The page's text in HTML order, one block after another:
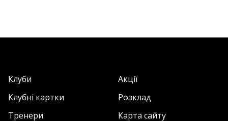
Клуби
Акції
Клубні картки
Розклад
Тренери
Карта сайту